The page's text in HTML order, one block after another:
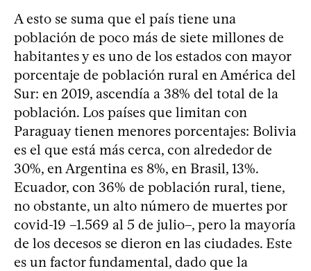
A esto se suma que el país tiene una
población de poco más de siete millones de
habitantes y es uno de los estados con mayor
porcentaje de población rural en América del
Sur: en 2019, ascendía a 38% del total de la
población. Los países que limitan con
Paraguay tienen menores porcentajes: Bolivia
es el que está más cerca, con alrededor de
30%, en Argentina es 8%, en Brasil, 13%.
Ecuador, con 36% de población rural, tiene,
no obstante, un alto número de muertes por
covid-19 –1.569 al 5 de julio–, pero la mayoría
de los decesos se dieron en las ciudades. Este
es un factor fundamental, dado que la